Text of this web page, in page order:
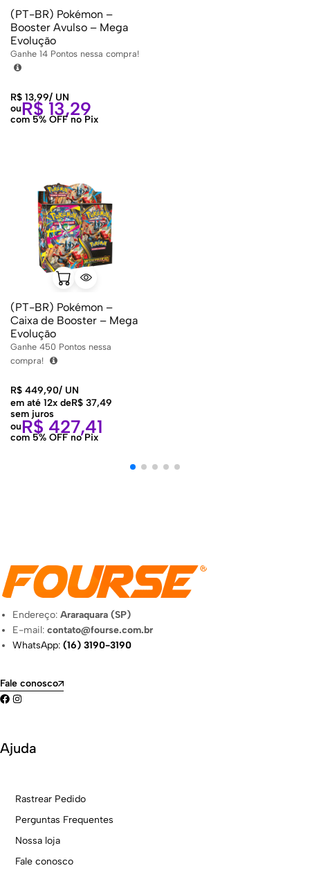
(PT-BR) Pokémon –
Booster Avulso – Mega
Evolução
Ganhe 14 Pontos nessa compra!
R$ 13,99/ UN
ouR$ 13,29
com 5% OFF no Pix
(PT-BR) Pokémon –
Caixa de Booster – Mega
Evolução
Ganhe 450 Pontos nessa
compra!
R$ 449,90/ UN
em até 12x deR$ 37,49
sem juros
ouR$ 427,41
com 5% OFF no Pix
Endereço:Araraquara (SP)
E-mail:contato@fourse.com.br
WhatsApp:(16) 3190-3190
Fale conosco
Ajuda
Rastrear Pedido
Perguntas Frequentes
Nossa loja
Fale conosco